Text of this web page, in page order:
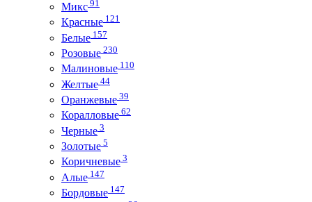
Микс 91
Красные 121
Белые 157
Розовые 230
Малиновые 110
Желтые 44
Оранжевые 39
Коралловые 62
Черные 3
Золотые 5
Коричневые 3
Алые 147
Бордовые 147